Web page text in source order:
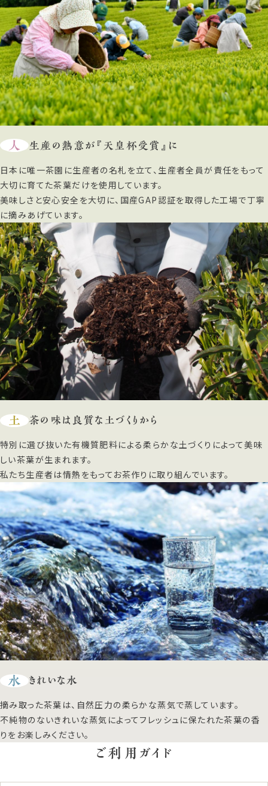
人 生産の熱意が『天皇杯受賞』に
日本に唯一茶園に生産者の名札を立て、生産者全員が責任をもって
大切に育てた茶葉だけを使用しています。
美味しさと安心安全を大切に、国産GAP認証を取得した工場で丁寧
に摘みあげています。
土 茶の味は良質な土づくりから
特別に選び抜いた有機質肥料による柔らかな土づくりによって美味
しい茶葉が生まれます。
私たち生産者は情熱をもってお茶作りに取り組んでいます。
水 きれいな水
摘み取った茶葉は、自然圧力の柔らかな蒸気で蒸しています。
不純物のないきれいな蒸気によってフレッシュに保たれた茶葉の香
りをお楽しみください。
ご利用ガイド